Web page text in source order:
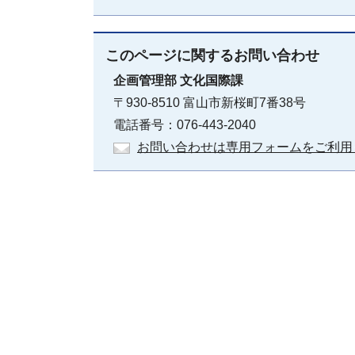
このページに関するお問い合わせ
企画管理部 文化国際課
〒930-8510 富山市新桜町7番38号
電話番号：076-443-2040
お問い合わせは専用フォームをご利用